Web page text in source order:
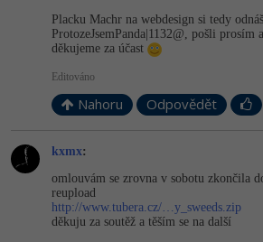
Placku Machr na webdesign si tedy
ProtozeJsemPan­da|1132@, pošli prosím
děkujeme za účast
Editováno
Nahoru Odpovědět
kxmx:
omlouvám se zrovna v sobotu zkončila
reupload
http://www.tubera.cz/…y_sweeds.zip
děkuju za soutěž a těším se na další